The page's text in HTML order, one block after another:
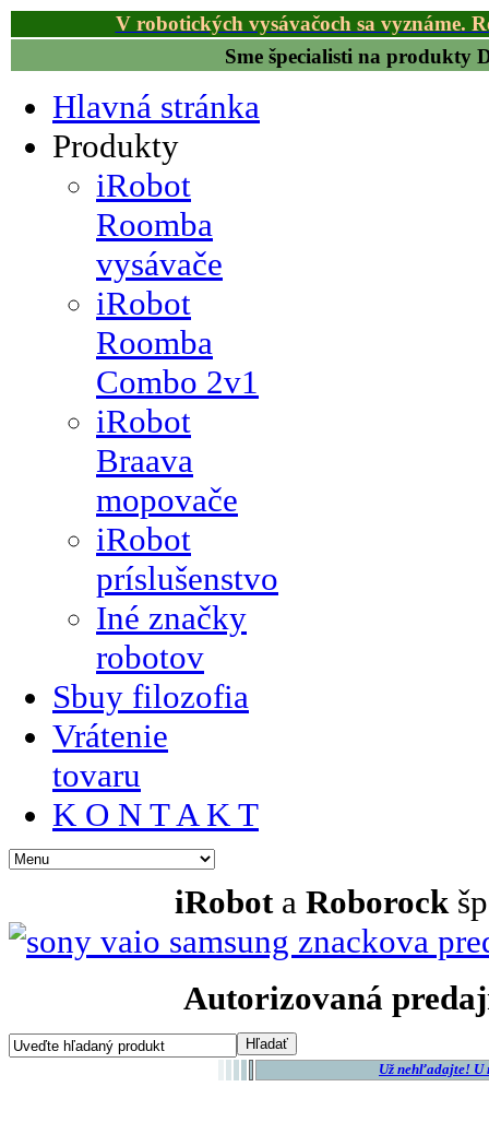
V robotických vysávačoch sa vyznáme.
Sme špecialisti na produkty
Hlavná stránka
Produkty
iRobot
Roomba
vysávače
iRobot
Roomba
Combo 2v1
iRobot
Braava
mopovače
iRobot
príslušenstvo
Iné značky
robotov
Sbuy filozofia
Vrátenie
tovaru
K O N T A K T
iRobot a Roborock
Autorizovaná
Už nehľadajte! U